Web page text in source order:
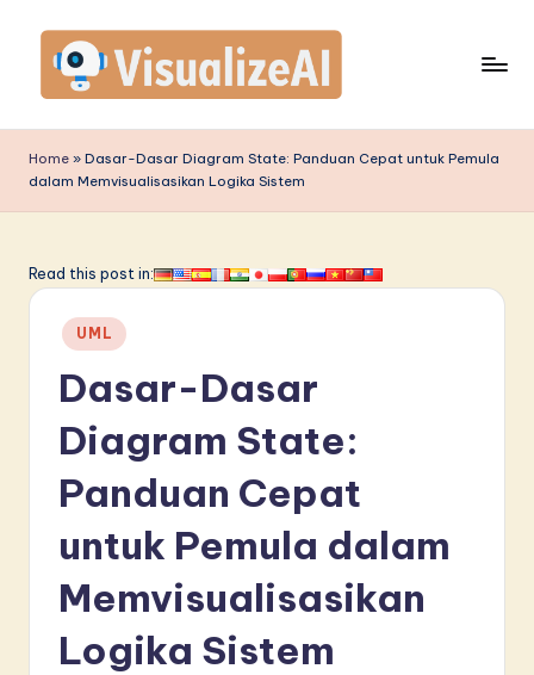
content
is
u
li
A
Home » Dasar-Dasar Diagram State: Panduan Cepat untuk Pemula
dalam Memvisualisasikan Logika Sistem
Read this post in:
Posted
in
UML
Dasar-Dasar
Diagram State:
Panduan Cepat
untuk Pemula dalam
Memvisualisasikan
Logika Sistem